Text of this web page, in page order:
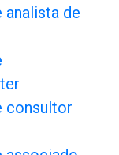
de
consultor